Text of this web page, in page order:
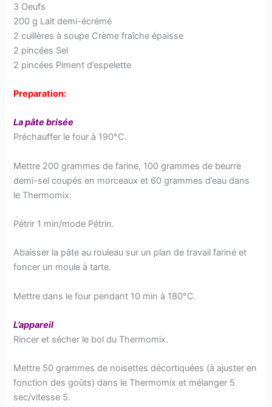
3 Oeufs
200 g Lait demi-écrémé
2 cuillères à soupe Crème fraîche épaisse
2 pincées Sel
2 pincées Piment d’espelette
Preparation:
La pâte brisée
Préchauffer le four à 190°C.
Mettre 200 grammes de farine, 100 grammes de beurre
demi-sel coupés en morceaux et 60 grammes d’eau dans
le Thermomix.
Pétrir 1 min/mode Pétrin.
Abaisser la pâte au rouleau sur un plan de travail fariné et
foncer un moule à tarte.
Mettre dans le four pendant 10 min à 180°C.
L’appareil
Rincer et sécher le bol du Thermomix.
Mettre 50 grammes de noisettes décortiquées (à ajuster en
fonction des goûts) dans le Thermomix et mélanger 5
sec/vitesse 5.